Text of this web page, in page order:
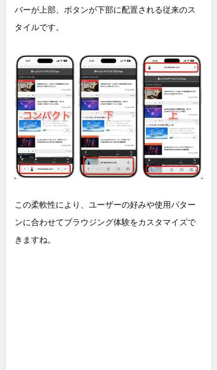
バーが上部、ボタンが下部に配置される従来のス
タイルです。
この柔軟性により、ユーザーの好みや使用パター
ンに合わせてブラウジング体験をカスタマイズで
きますね。